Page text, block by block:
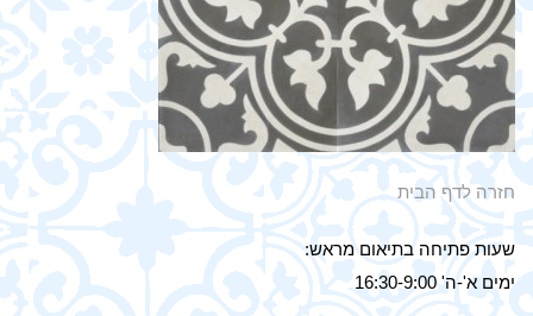
חזרה לדף הבית
שעות פתיחה בתיאום מראש:
ימים א'-ה' 16:30-9:00